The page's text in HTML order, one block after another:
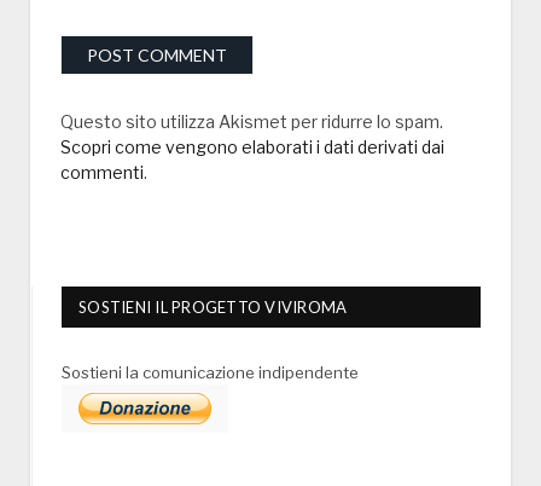
Questo sito utilizza Akismet per ridurre lo spam.
Scopri come vengono elaborati i dati derivati dai
commenti.
SOSTIENI IL PROGETTO VIVIROMA
Sostieni la comunicazione indipendente